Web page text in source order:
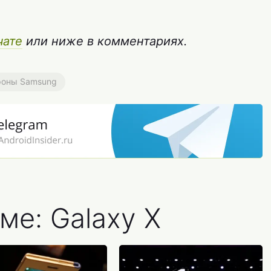
или ниже в комментариях.
Samsung
Galaxy X